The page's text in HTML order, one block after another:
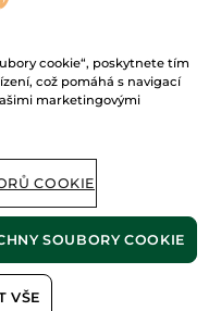
DEODORANTS NAT.
cookie“, poskytnete tím
což pomáhá s navigací
marketingovými
COOKIE
VŠE
SOUBORY COOKIE